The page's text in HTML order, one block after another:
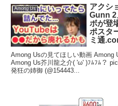
Among Us
アクシ
Gunn 2
ボが登
ポスタ
ミ通
Among Usの見てほしい動画 Among
Among Us芥川龍之介( 'ω' )ﾌﾑﾌﾑ？
発狂の姉御 (@154443...